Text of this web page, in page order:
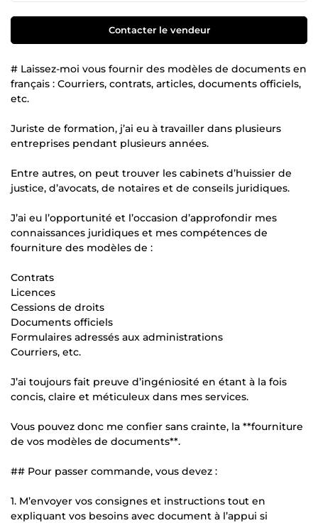
Contacter le vendeur
# Laissez-moi vous fournir des modèles de documents en
français : Courriers, contrats, articles, documents officiels,
etc.
Juriste de formation, j’ai eu à travailler dans plusieurs
entreprises pendant plusieurs années.
Entre autres, on peut trouver les cabinets d’huissier de
justice, d’avocats, de notaires et de conseils juridiques.
J’ai eu l’opportunité et l’occasion d’approfondir mes
connaissances juridiques et mes compétences de
fourniture des modèles de :
Contrats
Licences
Cessions de droits
Documents officiels
Formulaires adressés aux administrations
Courriers, etc.
J’ai toujours fait preuve d’ingéniosité en étant à la fois
concis, claire et méticuleux dans mes services.
Vous pouvez donc me confier sans crainte, la **fourniture
de vos modèles de documents**.
## Pour passer commande, vous devez :
1. M’envoyer vos consignes et instructions tout en
expliquant vos besoins avec document à l’appui si